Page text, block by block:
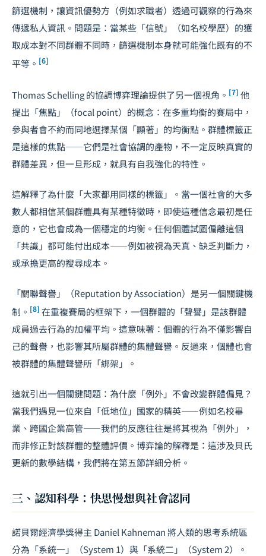
篩選機制，讓資訊優勢方（例如求職者）透過可觀察的行為來
傳遞私人資訊。問題是：當某些「信號」（如名校學歷）的獲
取成本對不同群體不同時，篩選機制本身就可能強化既有的不
平等。 [6]
Thomas Schelling 的協調博弈理論提供了另一個視角。 [7] 他
提出「焦點」（focal point）的概念：在多重均衡的賽局中，
參與者會不約而同地選擇某個「顯著」的均衡點。群體標籤正
是這樣的焦點——它們是社會協調的產物，不一定反映真實的
群體差異，但一旦形成，就具有自我強化的特性。
這解釋了為什麼「大家都用同樣的標籤」。當一個社會的大多
數人都相信某個群體具有某種特徵時，即使這種信念最初是任
意的，它也會成為一個穩定的均衡。任何個體試圖偏離這個
「共識」都可能付出成本——例如被視為天真、缺乏判斷力，
或承擔更高的搜尋成本。
「關聯聲譽」（Reputation by Association）是另一個關鍵機
制。 [8] 在重複賽局的框架下，一個群體的「聲譽」是該群體
成員過去行為的加權平均。這意味著：個體的行為不僅影響自
己的聲譽，也影響其所屬群體的集體聲譽。反過來，個體也會
被群體的集體聲譽所「綁架」。
這就引出一個關鍵問題：為什麼「例外」不會改變群體偏見？
當我們遇見一位來自「低地位」國家的精英——例如名校畢
業、跨國企業高管——我們的反應往往是將其視為「例外」，
而非修正對該群體的整體評價。博弈論的解釋是：這涉及貝氏
更新的數學結構，我們將在第五節詳細分析。
三、認知科學：快思慢想與社會認同
諾貝爾經濟學獎得主 Daniel Kahneman 將人類的思考系統區
分為「系統一」（System 1）與「系統二」（System 2）。